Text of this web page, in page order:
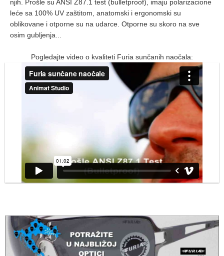
njih. Prošle su ANSI Z87.1 test (bulletproof), imaju polarizacione
leće sa 100% UV zaštitom, anatomski i ergonomski su
oblikovane i otporne su na udarce. Otporne su skoro na sve
osim gubljenja...
Pogledajte video o kvaliteti Furia sunčanih naočala: